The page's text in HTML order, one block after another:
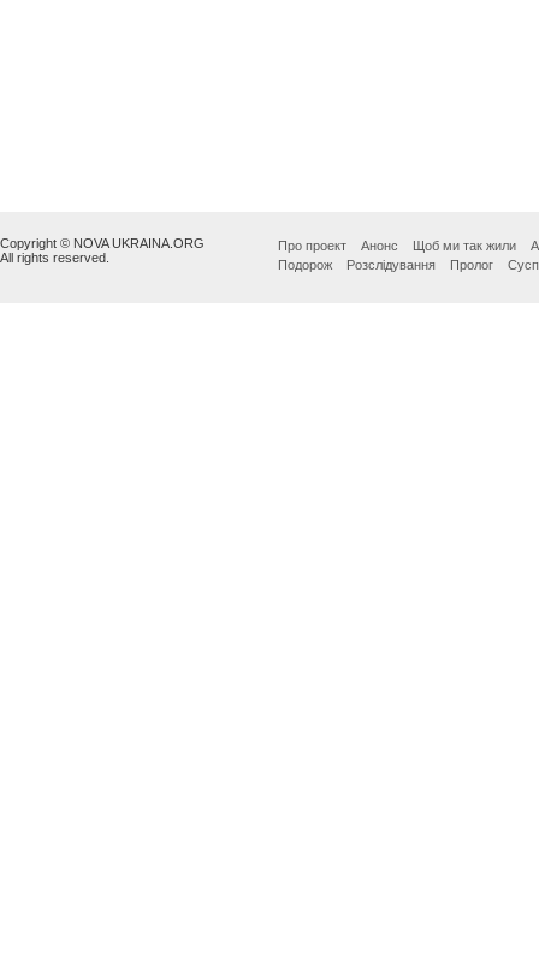
Copyright © NOVA UKRAINA.ORG
All rights reserved.
Про проект Анонс Щоб ми так жили
Подорож
Розслідування Пролог